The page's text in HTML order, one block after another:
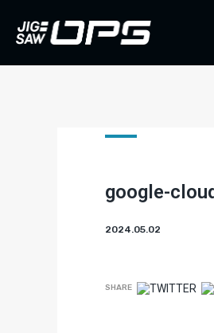
google-
2024.05.02
SHARE